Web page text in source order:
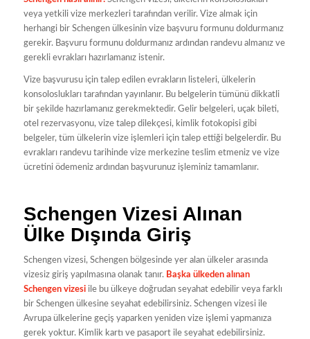
veya yetkili vize merkezleri tarafından verilir. Vize almak için
herhangi bir Schengen ülkesinin vize başvuru formunu doldurmanız
gerekir. Başvuru formunu doldurmanız ardından randevu almanız ve
gerekli evrakları hazırlamanız istenir.
Vize başvurusu için talep edilen evrakların listeleri, ülkelerin
konsoloslukları tarafından yayınlanır. Bu belgelerin tümünü dikkatli
bir şekilde hazırlamanız gerekmektedir. Gelir belgeleri, uçak bileti,
otel rezervasyonu, vize talep dilekçesi, kimlik fotokopisi gibi
belgeler, tüm ülkelerin vize işlemleri için talep ettiği belgelerdir. Bu
evrakları randevu tarihinde vize merkezine teslim etmeniz ve vize
ücretini ödemeniz ardından başvurunuz işleminiz tamamlanır.
Schengen Vizesi Alınan
Ülke Dışında Giriş
Schengen vizesi, Schengen bölgesinde yer alan ülkeler arasında
vizesiz giriş yapılmasına olanak tanır. Başka ülkeden alınan
Schengen vizesi ile bu ülkeye doğrudan seyahat edebilir veya farklı
bir Schengen ülkesine seyahat edebilirsiniz. Schengen vizesi ile
Avrupa ülkelerine geçiş yaparken yeniden vize işlemi yapmanıza
gerek yoktur. Kimlik kartı ve pasaport ile seyahat edebilirsiniz.